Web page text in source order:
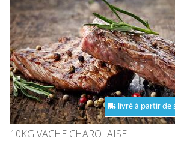
livré à partir de
10KG VACHE CHAROLAISE